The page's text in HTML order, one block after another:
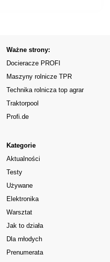
Kategorie
Aktualności
Testy
Używane
Elektronika
Warsztat
Jak to działa
Dla młodych
Prenumerata
Ważne strony:
Docieracze PROFI
Maszyny rolnicze TPR
Technika rolnicza top agrar
Traktorpool
Profi.de